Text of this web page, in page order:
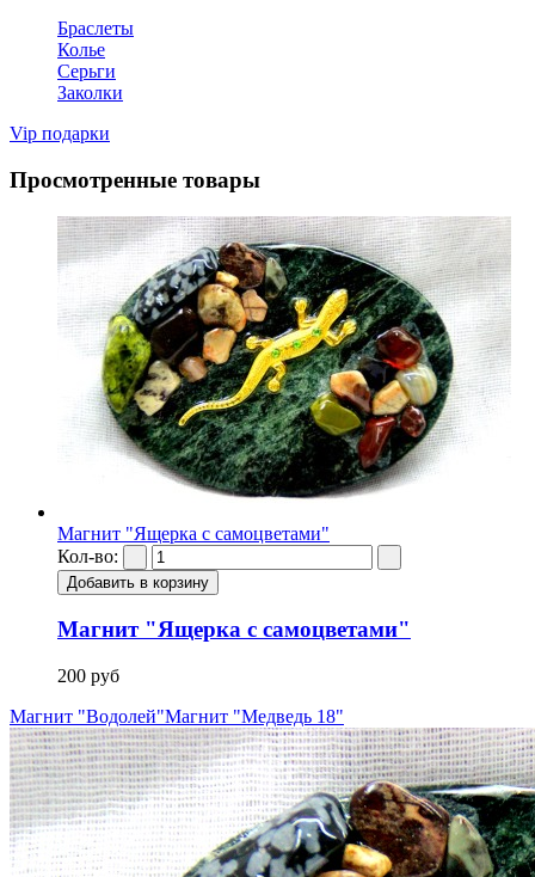
Браслеты
Колье
Серьги
Заколки
Vip подарки
Просмотренные товары
Магнит "Ящерка с самоцветами"
Кол-во:
Магнит "Ящерка с самоцветами"
200 руб
Магнит "Водолей"Магнит "Медведь 18"